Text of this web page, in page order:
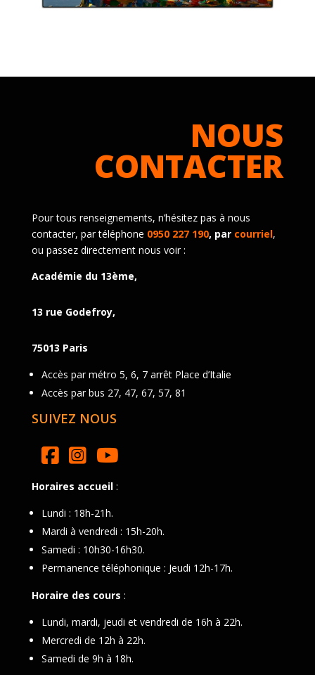
NOUS
CONTACTER
Pour tous renseignements, n’hésitez pas à nous
contacter, par téléphone 0950 227 190, par courriel,
ou passez directement nous voir :
Académie du 13ème,
13 rue Godefroy,
75013 Paris
Accès par métro 5, 6, 7 arrêt Place d’Italie
Accès par bus 27, 47, 67, 57, 81
SUIVEZ NOUS
Horaires accueil:
Lundi : 18h-21h.
Mardi à vendredi : 15h-20h.
Samedi : 10h30-16h30.
Permanence téléphonique : Jeudi 12h-17h.
Horaire des cours :
Lundi, mardi, jeudi et vendredi de 16h à 22h.
Mercredi de 12h à 22h.
Samedi de 9h à 18h.